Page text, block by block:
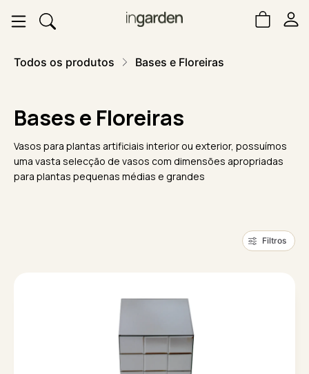
Todos os produtos Bases e Floreiras
Bases e Floreiras
Vasos para plantas artificiais interior ou exterior, possuímos
uma vasta selecção de vasos com dimensões apropriadas
para plantas pequenas médias e grandes
Filtros